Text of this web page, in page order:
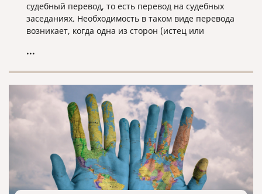
судебный перевод, то есть перевод на судебных
заседаниях. Необходимость в таком виде перевода
возникает, когда одна из сторон (истец или
...